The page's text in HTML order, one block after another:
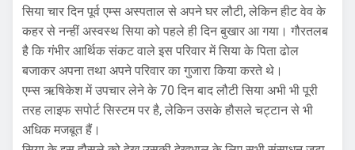
सिया चार दिन पूर्व एम्स अस्पताल से अपने घर लौटी, लेकिन हीट वेव के
कहर से नन्हीं अस्वस्थ सिया को पहले ही दिन बुखार आ गया। गौरतलब
है कि गंभीर आर्थिक संकट वाले इस परिवार में सिया के पिता ढोल
बजाकर अपना तथा अपने परिवार का गुजारा किया करते थे।
एम्स ऋषिकेश में उपचार लेने के 70 दिन बाद लौटी सिया अभी भी पूरी
तरह लाइफ सपोर्ट सिस्टम पर है, लेकिन उसके हौसले चट्टान से भी
अधिक मजबूत हैं।